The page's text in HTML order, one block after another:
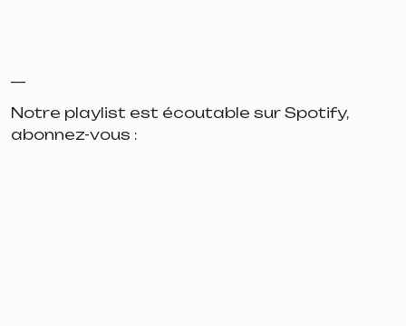
Notre playlist est écoutable sur Spotify,
abonnez-vous :